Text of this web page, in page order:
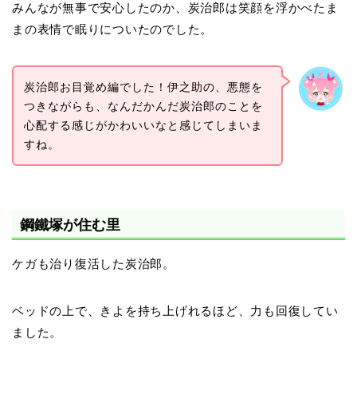
みんなが無事で安心したのか、炭治郎は笑顔を浮かべたま
まの表情で眠りについたのでした。
炭治郎お目覚め編でした！伊之助の、悪態を
つきながらも、なんだかんだ炭治郎のことを
心配する感じがかわいいなと感じてしまいま
すね。
鋼鐵塚が住む里
ケガも治り復活した炭治郎。
ベッドの上で、きよを持ち上げれるほど、力も回復してい
ました。